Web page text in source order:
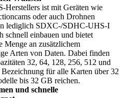
Herstellers ist mit Geräten wie
oder auch Drohnen
lediglich SDXC-/SDHC-UHS-I
schnell einbauen und bietet
Menge an zusätzlichem
Arten von Daten. Dabei finden
32, 64, 128, 256, 512 und
für alle Karten über 32
bis 32 GB reichen.
und schnelle